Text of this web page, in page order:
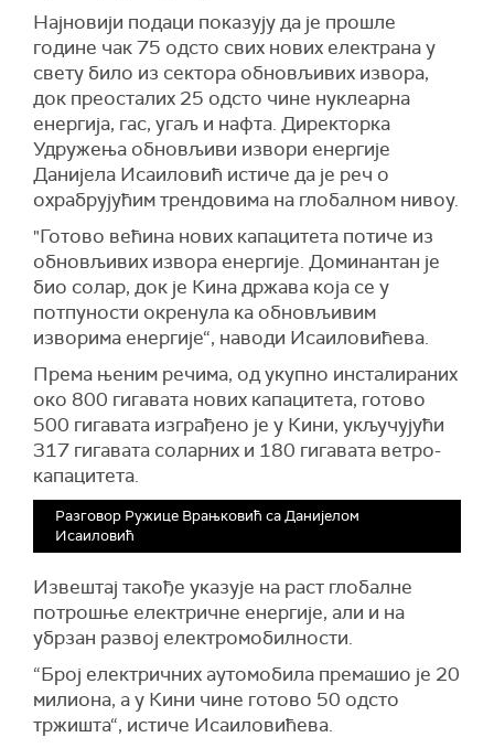
Најновији подаци показују да је прошле
године чак 75 одсто свих нових електрана у
свету било из сектора обновљивих извора,
док преосталих 25 одсто чине нуклеарна
енергија, гас, угаљ и нафта. Директорка
Удружења обновљиви извори енергије
Данијела Исаиловић истиче да је реч о
охрабрујућим трендовима на глобалном нивоу.
"Готово већина нових капацитета потиче из
обновљивих извора енергије. Доминантан је
био солар, док је Кина држава која се у
потпуности окренула ка обновљивим
изворима енергије“, наводи Исаиловићева.
Према њеним речима, од укупно инсталираних
око 800 гигавата нових капацитета, готово
500 гигавата изграђено је у Кини, укључујући
317 гигавата соларних и 180 гигавата ветро-
капацитета.
Разговор Ружице Врањковић са Данијелом
Исаиловић
Извештај такође указује на раст глобалне
потрошње електричне енергије, али и на
убрзан развој електромобилности.
“Број електричних аутомобила премашио је 20
милиона, а у Кини чине готово 50 одсто
тржишта“, истиче Исаиловићева.